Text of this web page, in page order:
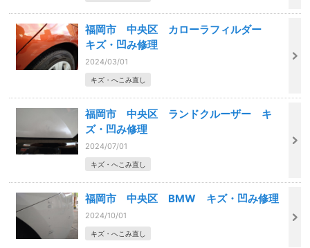
福岡市 中央区 カローラフィルダー
キズ・凹み修理
2024/03/01
キズ・へこみ直し
福岡市 中央区 ランドクルーザー キ
ズ・凹み修理
2024/07/01
キズ・へこみ直し
福岡市 中央区 BMW キズ・凹み修理
2024/10/01
キズ・へこみ直し